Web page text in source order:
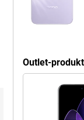
Outlet-